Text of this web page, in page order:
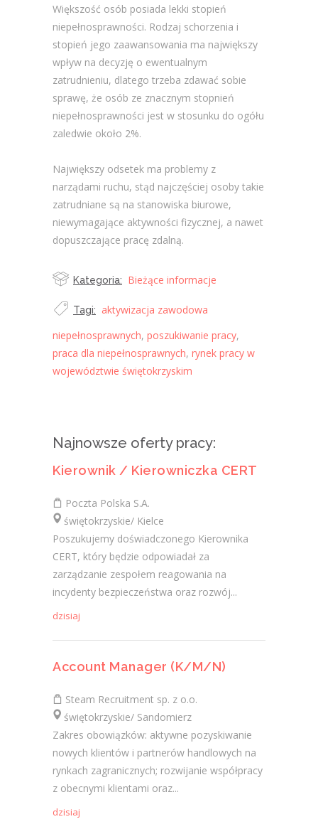
Większość osób posiada lekki stopień
niepełnosprawności. Rodzaj schorzenia i
stopień jego zaawansowania ma największy
wpływ na decyzję o ewentualnym
zatrudnieniu, dlatego trzeba zdawać sobie
sprawę, że osób ze znacznym stopnień
niepełnosprawności jest w stosunku do ogółu
zaledwie około 2%.
Największy odsetek ma problemy z
narządami ruchu, stąd najczęściej osoby takie
zatrudniane są na stanowiska biurowe,
niewymagające aktywności fizycznej, a nawet
dopuszczające pracę zdalną.
Kategoria: Bieżące informacje
Tagi:
aktywizacja zawodowa
niepełnosprawnych, poszukiwanie pracy,
praca dla niepełnosprawnych, rynek pracy w
województwie świętokrzyskim
Najnowsze oferty pracy:
Kierownik / Kierowniczka CERT
Poczta Polska S.A.
świętokrzyskie/ Kielce
Poszukujemy doświadczonego Kierownika
CERT, który będzie odpowiadał za
zarządzanie zespołem reagowania na
incydenty bezpieczeństwa oraz rozwój...
dzisiaj
Account Manager (K/M/N)
Steam Recruitment sp. z o.o.
świętokrzyskie/ Sandomierz
Zakres obowiązków: aktywne pozyskiwanie
nowych klientów i partnerów handlowych na
rynkach zagranicznych; rozwijanie współpracy
z obecnymi klientami oraz...
dzisiaj